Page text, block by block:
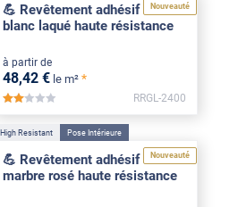
Nouveauté
💪 Revêtement adhésif effet
blanc laqué haute résistance
à partir de
48,42 € le m² *
*****
RRGL-2400
Nouveauté
High Resistant Pose Intérieure
💪 Revêtement adhésif effet
marbre rosé haute résistance